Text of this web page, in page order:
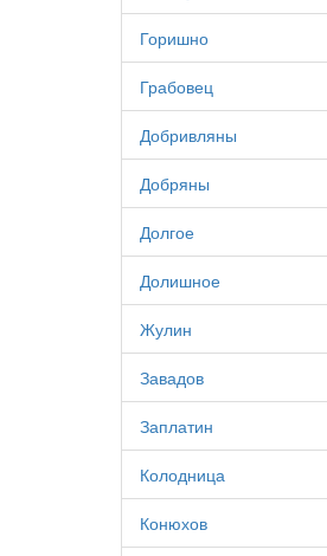
Горишно
Грабовец
Добривляны
Добряны
Долгое
Долишное
Жулин
Завадов
Заплатин
Колодница
Конюхов